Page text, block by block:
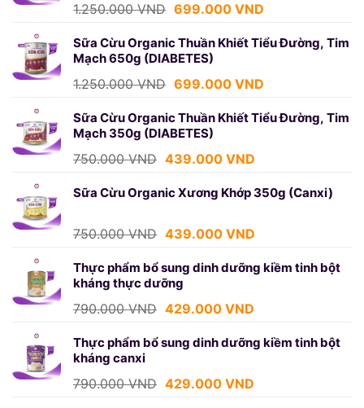
1.250.000VND Giá
là:
1.250.000 VND.
699.000 VNDGiá
tại
Sữa Cừu Organic Thuần Khiết Tiểu Đường, Tim
Mạch 650g (DIABETES)
1.250.000VND Giá
là:
1.250.000 VND.
699.000 VNDGiá
tại
Sữa Cừu Organic Thuần Khiết Tiểu Đường, Tim
Mạch 350g (DIABETES)
750.000VND Giá
là:
439.000 VNDGiá
tại
Sữa Cừu Organic Xương Khớp 350g (Canxi)
750.000VND Giá
là:
750.000 VND.
439.000 VNDGiá
tại
Thực phẩm bổ sung dinh dưỡng kiềm tinh bột
kháng thực dưỡng
790.000VND Giá
là:
429.000 VNDGiá
tại
Thực phẩm bổ sung dinh dưỡng kiềm tinh bột
kháng canxi
790.000VND Giá
429.000 VNDGiá